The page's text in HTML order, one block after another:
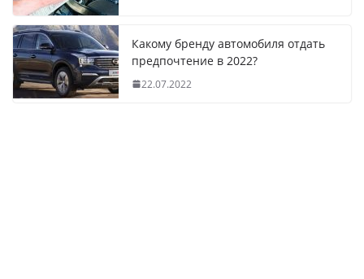
Какому бренду автомобиля отдать
предпочтение в 2022?
22.07.2022